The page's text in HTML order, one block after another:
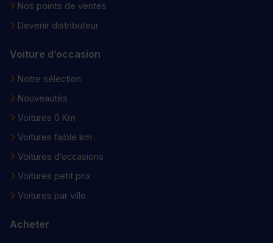
Nos points de ventes
Devenir distributeur
Voiture d’occasion
Notre sélection
Nouveautés
Voitures 0 Km
Voitures faible km
Voitures d’occasions
Voitures petit prix
Voitures par ville
Acheter